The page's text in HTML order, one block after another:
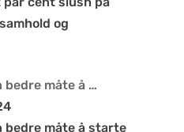
og
bedre måte å …
bedre måte å starte